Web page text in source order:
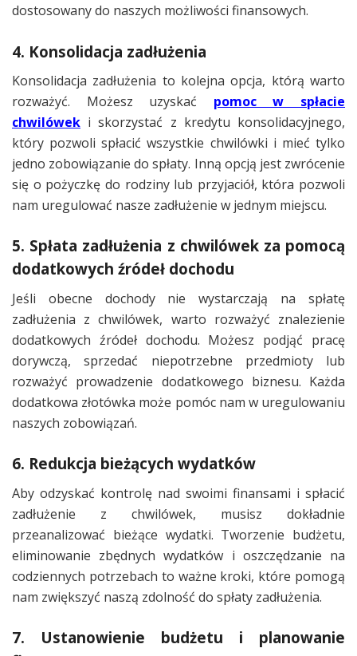
dostosowany do naszych możliwości finansowych.
4. Konsolidacja zadłużenia
Konsolidacja zadłużenia to kolejna opcja, którą warto
rozważyć. Możesz uzyskać pomoc w spłacie
chwilówek i skorzystać z kredytu konsolidacyjnego,
który pozwoli spłacić wszystkie chwilówki i mieć tylko
jedno zobowiązanie do spłaty. Inną opcją jest zwrócenie
się o pożyczkę do rodziny lub przyjaciół, która pozwoli
nam uregulować nasze zadłużenie w jednym miejscu.
5. Spłata zadłużenia z chwilówek za pomocą
dodatkowych źródeł dochodu
Jeśli obecne dochody nie wystarczają na spłatę
zadłużenia z chwilówek, warto rozważyć znalezienie
dodatkowych źródeł dochodu. Możesz podjąć pracę
dorywczą, sprzedać niepotrzebne przedmioty lub
rozważyć prowadzenie dodatkowego biznesu. Każda
dodatkowa złotówka może pomóc nam w uregulowaniu
naszych zobowiązań.
6. Redukcja bieżących wydatków
Aby odzyskać kontrolę nad swoimi finansami i spłacić
zadłużenie z chwilówek, musisz dokładnie
przeanalizować bieżące wydatki. Tworzenie budżetu,
eliminowanie zbędnych wydatków i oszczędzanie na
codziennych potrzebach to ważne kroki, które pomogą
nam zwiększyć naszą zdolność do spłaty zadłużenia.
7. Ustanowienie budżetu i planowanie